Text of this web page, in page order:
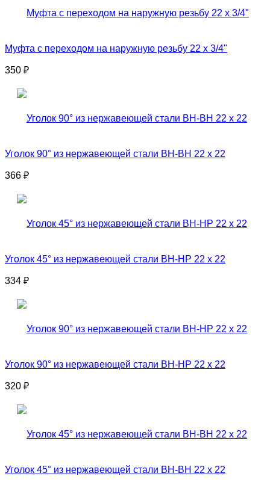
Муфта с переходом на наружную резьбу 22 x 3/4"
350 ₽
Уголок 90° из нержавеющей стали ВН-ВН 22 x 22
366 ₽
Уголок 45° из нержавеющей стали ВН-НР 22 x 22
334 ₽
Уголок 90° из нержавеющей стали ВН-НР 22 x 22
320 ₽
Уголок 45° из нержавеющей стали ВН-ВН 22 x 22